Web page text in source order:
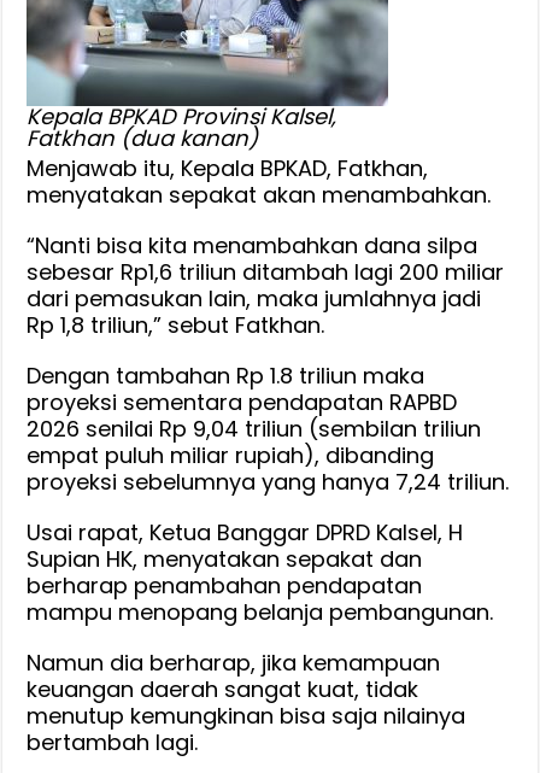
Kepala BPKAD Provinsi Kalsel,
Fatkhan (dua kanan)
Menjawab itu, Kepala BPKAD, Fatkhan,
menyatakan sepakat akan menambahkan.
“Nanti bisa kita menambahkan dana silpa
sebesar Rp1,6 triliun ditambah lagi 200 miliar
dari pemasukan lain, maka jumlahnya jadi
Rp 1,8 triliun,” sebut Fatkhan.
Dengan tambahan Rp 1.8 triliun maka
proyeksi sementara pendapatan RAPBD
2026 senilai Rp 9,04 triliun (sembilan triliun
empat puluh miliar rupiah), dibanding
proyeksi sebelumnya yang hanya 7,24 triliun.
Usai rapat, Ketua Banggar DPRD Kalsel, H
Supian HK, menyatakan sepakat dan
berharap penambahan pendapatan
mampu menopang belanja pembangunan.
Namun dia berharap, jika kemampuan
keuangan daerah sangat kuat, tidak
menutup kemungkinan bisa saja nilainya
bertambah lagi.